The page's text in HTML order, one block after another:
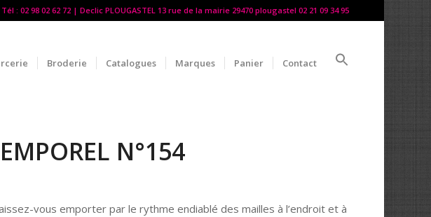
: 02 98 02 62 72 | Declic PLOUGASTEL 13 rue de la mairie 29470 plougastel 02 21 09 34 95
Broderie Catalogues Marques Panier Contact
N°154
vous emporter par le rythme endiablé des mailles à l’endroit et à